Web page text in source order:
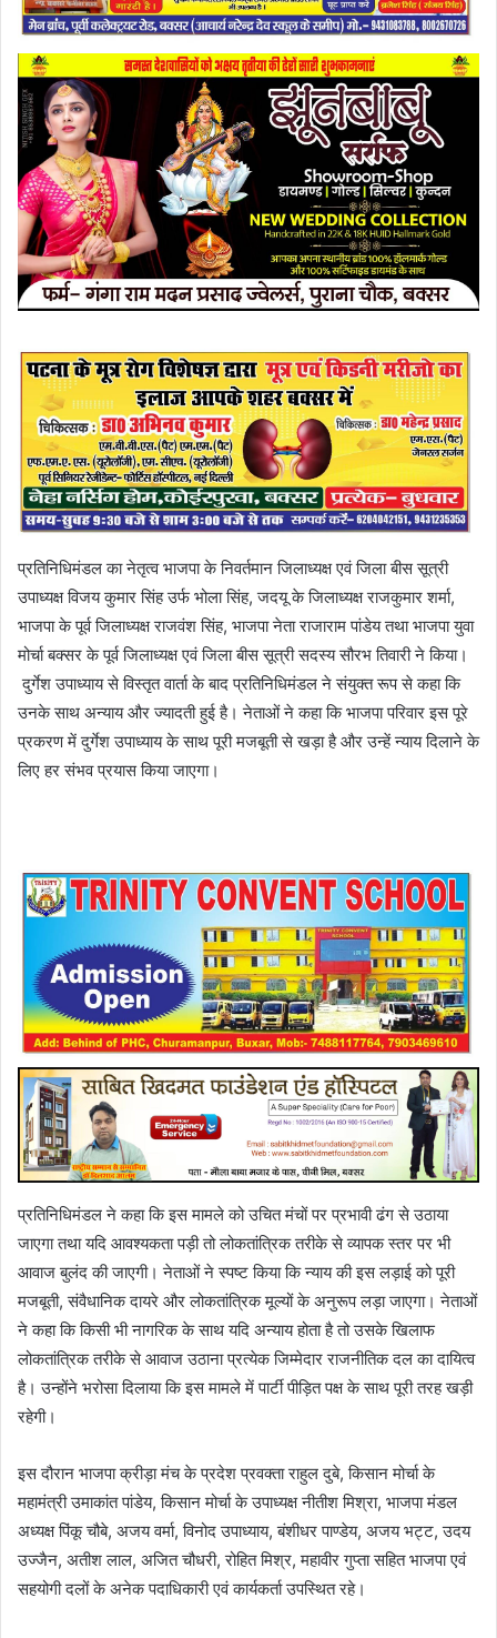
प्रतिनिधिमंडल का नेतृत्व भाजपा के निवर्तमान जिलाध्यक्ष एवं जिला बीस सूत्री
उपाध्यक्ष विजय कुमार सिंह उर्फ भोला सिंह, जदयू के जिलाध्यक्ष राजकुमार शर्मा,
भाजपा के पूर्व जिलाध्यक्ष राजवंश सिंह, भाजपा नेता राजाराम पांडेय तथा भाजपा युवा
मोर्चा बक्सर के पूर्व जिलाध्यक्ष एवं जिला बीस सूत्री सदस्य सौरभ तिवारी ने किया।
दुर्गेश उपाध्याय से विस्तृत वार्ता के बाद प्रतिनिधिमंडल ने संयुक्त रूप से कहा कि
उनके साथ अन्याय और ज्यादती हुई है। नेताओं ने कहा कि भाजपा परिवार इस पूरे
प्रकरण में दुर्गेश उपाध्याय के साथ पूरी मजबूती से खड़ा है और उन्हें न्याय दिलाने के
लिए हर संभव प्रयास किया जाएगा।
प्रतिनिधिमंडल ने कहा कि इस मामले को उचित मंचों पर प्रभावी ढंग से उठाया
जाएगा तथा यदि आवश्यकता पड़ी तो लोकतांत्रिक तरीके से व्यापक स्तर पर भी
आवाज बुलंद की जाएगी। नेताओं ने स्पष्ट किया कि न्याय की इस लड़ाई को पूरी
मजबूती, संवैधानिक दायरे और लोकतांत्रिक मूल्यों के अनुरूप लड़ा जाएगा। नेताओं
ने कहा कि किसी भी नागरिक के साथ यदि अन्याय होता है तो उसके खिलाफ
लोकतांत्रिक तरीके से आवाज उठाना प्रत्येक जिम्मेदार राजनीतिक दल का दायित्व
है। उन्होंने भरोसा दिलाया कि इस मामले में पार्टी पीड़ित पक्ष के साथ पूरी तरह खड़ी
रहेगी।
इस दौरान भाजपा क्रीड़ा मंच के प्रदेश प्रवक्ता राहुल दुबे, किसान मोर्चा के
महामंत्री उमाकांत पांडेय, किसान मोर्चा के उपाध्यक्ष नीतीश मिश्रा, भाजपा मंडल
अध्यक्ष पिंकू चौबे, अजय वर्मा, विनोद उपाध्याय, बंशीधर पाण्डेय, अजय भट्ट, उदय
उज्जैन, अतीश लाल, अजित चौधरी, रोहित मिश्र, महावीर गुप्ता सहित भाजपा एवं
सहयोगी दलों के अनेक पदाधिकारी एवं कार्यकर्ता उपस्थित रहे।